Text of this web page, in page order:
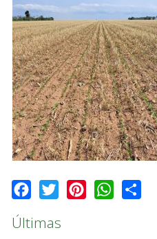
Últimas
Facebook
Twitter PinterestWhatsApp